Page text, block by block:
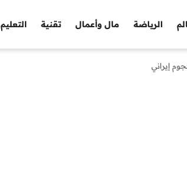
الرياضة مال وأعمال تقنية التعليم
إيراني